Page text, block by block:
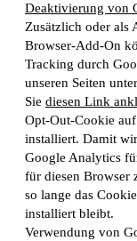
Deaktivierung von
Zusätzlich oder als
Browser-Add-On
Tracking durch
unseren Seiten
Sie diesen Link
Opt-Out-Cookie
installiert. Damit
Google Analytics
für diesen Browser
so lange das
installiert bleibt.
Verwendung von